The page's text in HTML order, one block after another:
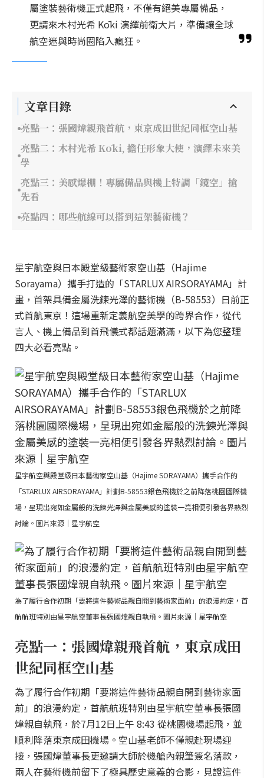
屬塗裝藝術機正式起飛，不僅有絕美專屬備品，
更請來木村光希 Kōki 演繹前衛大片，準備讓全球
航空迷與時尚圈陷入瘋狂。
文章目錄
亮點一：張國煒親飛首航，東京成田世紀同框空山基
亮點二：木村光希 Kōki, 擔任形象大使，演繹未來美
學
亮點三：美感爆棚！專屬備品與機上特調「鏡空」搶
先看
亮點四：哪些航線可以搭到這架藝術機？
星宇航空與日本殿堂級藝術家空山基（Hajime
Sorayama）攜手打造的「STARLUX AIRSORAYAMA」計
畫，首架具備金屬洗鍊光澤的藝術機（B-58553）日前正
式首航東京！這場重新定義航空美學的跨界合作，從代
言人、機上備品到首飛儀式都話題滿滿，以下為您整理
四大必看亮點。
星宇航空與殿堂級日本藝術家空山基（Hajime SORAYAMA）攜手合作的
「STARLUX AIRSORAYAMA」計劃B-58553銀色飛機於之前降落桃園國際機
場，呈現出宛如金屬般的洗鍊光澤與金屬美感的塗裝一亮相便引發各界熱烈
討論。圖片來源｜星宇航空
為了履行合作初期「要將這件藝術品親自開到藝術家面前」的浪漫約定，首
航航班特別由星宇航空董事長張國煒親自執飛。圖片來源｜星宇航空
亮點一：張國煒親飛首航，東京成田
世紀同框空山基
為了履行合作初期「要將這件藝術品親自開到藝術家面
前」的浪漫約定，首航航班特別由星宇航空董事長張國
煒親自執飛，於7月12日上午 8:43 從桃園機場起飛，並
順利降落東京成田機場。空山基老師不僅親赴現場迎
接，張國煒董事長更邀請大師於機艙內親筆簽名落款，
兩人在藝術機前留下了極具歷史意義的合影，見證這件